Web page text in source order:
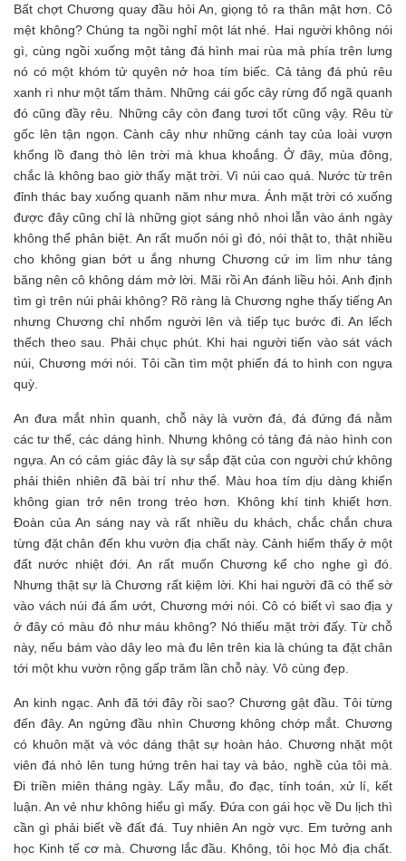
Bất chợt Chương quay đầu hỏi An, giọng tỏ ra thân mật hơn. Cô
mệt không? Chúng ta ngồi nghỉ một lát nhé. Hai người không nói
gì, cùng ngồi xuống một tảng đá hình mai rùa mà phía trên lưng
nó có một khóm tử quyên nở hoa tím biếc. Cả tảng đá phủ rêu
xanh rì như một tấm thảm. Những cái gốc cây rừng đổ ngã quanh
đó cũng đầy rêu. Những cây còn đang tươi tốt cũng vậy. Rêu từ
gốc lên tận ngọn. Cành cây như những cánh tay của loài vượn
khổng lồ đang thò lên trời mà khua khoắng. Ở đây, mùa đông,
chắc là không bao giờ thấy mặt trời. Vì núi cao quá. Nước từ trên
đỉnh thác bay xuống quanh năm như mưa. Ánh mặt trời có xuống
được đây cũng chỉ là những giọt sáng nhỏ nhoi lẫn vào ánh ngày
không thể phân biệt. An rất muốn nói gì đó, nói thật to, thật nhiều
cho không gian bớt u ắng nhưng Chương cứ im lìm như tảng
băng nên cô không dám mở lời. Mãi rồi An đánh liều hỏi. Anh định
tìm gì trên núi phải không? Rõ ràng là Chương nghe thấy tiếng An
nhưng Chương chỉ nhổm người lên và tiếp tục bước đi. An lếch
thếch theo sau. Phải chục phút. Khi hai người tiến vào sát vách
núi, Chương mới nói. Tôi cần tìm một phiến đá to hình con ngựa
quỳ.
An đưa mắt nhìn quanh, chỗ này là vườn đá, đá đứng đá nằm
các tư thế, các dáng hình. Nhưng không có tảng đá nào hình con
ngựa. An có cảm giác đây là sự sắp đặt của con người chứ không
phải thiên nhiên đã bài trí như thế. Màu hoa tím dịu dàng khiến
không gian trở nên trong trẻo hơn. Không khí tinh khiết hơn.
Đoàn của An sáng nay và rất nhiều du khách, chắc chắn chưa
từng đặt chân đến khu vườn địa chất này. Cảnh hiếm thấy ở một
đất nước nhiệt đới. An rất muốn Chương kể cho nghe gì đó.
Nhưng thật sự là Chương rất kiệm lời. Khi hai người đã có thể sờ
vào vách núi đá ẩm ướt, Chương mới nói. Cô có biết vì sao địa y
ở đây có màu đỏ như máu không? Nó thiếu mặt trời đấy. Từ chỗ
này, nếu bám vào dây leo mà đu lên trên kia là chúng ta đặt chân
tới một khu vườn rộng gấp trăm lần chỗ này. Vô cùng đẹp.
An kinh ngạc. Anh đã tới đây rồi sao? Chương gật đầu. Tôi từng
đến đây. An ngửng đầu nhìn Chương không chớp mắt. Chương
có khuôn mặt và vóc dáng thật sự hoàn hảo. Chương nhặt một
viên đá nhỏ lên tung hứng trên hai tay và bảo, nghề của tôi mà.
Đi triền miên tháng ngày. Lấy mẫu, đo đạc, tính toán, xử lí, kết
luận. An vẻ như không hiểu gì mấy. Đứa con gái học về Du lịch thì
cần gì phải biết về đất đá. Tuy nhiên An ngờ vực. Em tưởng anh
học Kinh tế cơ mà. Chương lắc đầu. Không, tôi học Mỏ địa chất.